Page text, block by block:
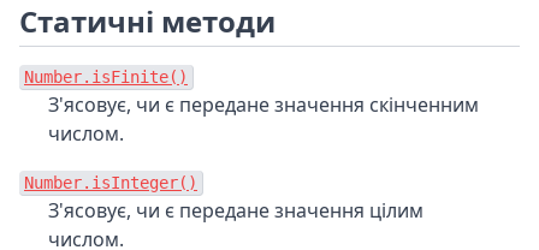
Статичні методи
Number.isFinite()
З'ясовує, чи є передане значення скінченним
числом.
Number.isInteger()
З'ясовує, чи є передане значення цілим
числом.